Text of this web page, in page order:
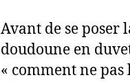
Avant de se poser
doudoune en
« comment ne